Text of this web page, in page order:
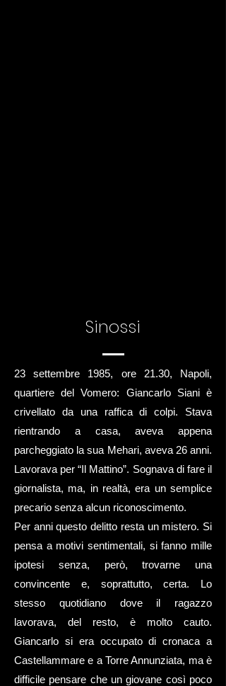
Sinossi
23 settembre 1985, ore 21.30, Napoli,
quartiere del Vomero: Giancarlo Siani è
crivellato da una raffica di colpi. Stava
rientrando a casa, aveva appena
parcheggiato la sua Mehari, aveva 26 anni.
Lavorava per “Il Mattino”. Sognava di fare il
giornalista, ma, in realtà, era un semplice
precario senza alcun riconoscimento.
Per anni questo delitto resta un mistero. Si
pensa a motivi sentimentali, si fanno mille
ipotesi senza, però, trovarne una
convincente e, soprattutto, certa. Lo
stesso quotidiano dove il ragazzo
lavorava, del resto, è molto cauto.
Giancarlo si era occupato di cronaca a
Castellammare e a Torre Annunziata, ma è
difficile pensare che un giovane così poco